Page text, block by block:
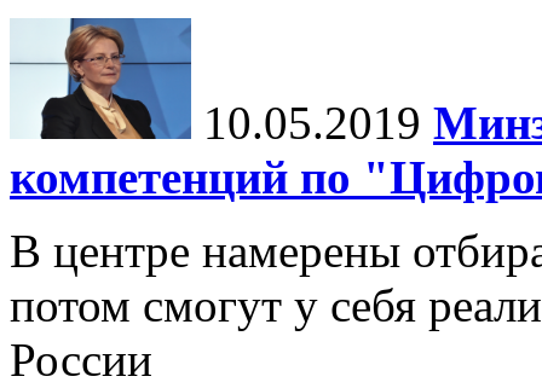
10.05.2019
компетенций по
В центре намерены
потом смогут у себя
России